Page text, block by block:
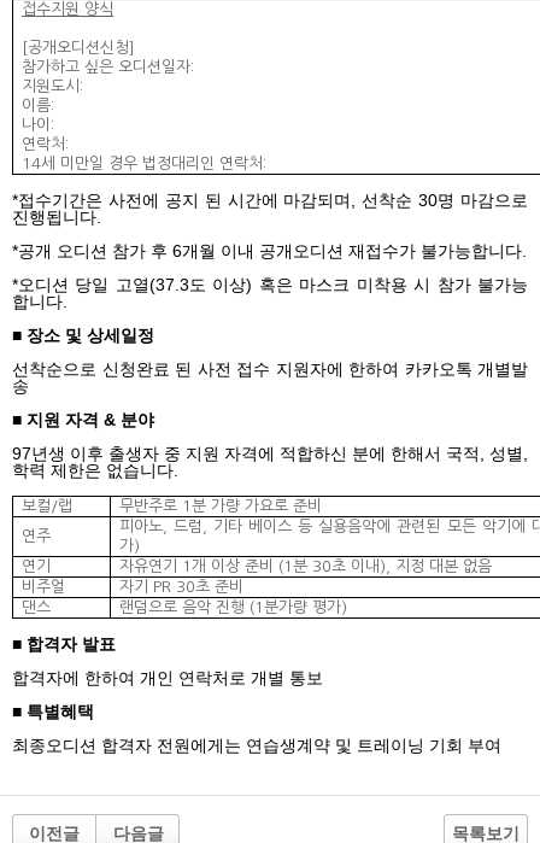
접수지원 양식
[공개오디션신청]
참가하고 싶은 오디션일자:
지원도시:
이름:
나이 :
연락처 :
14세 미만일 경우 법정대리인 연락처 :
*접수기간은 사전에 공지 된 시간에 마감되며 ,선착순 30명 마감으로
진행됩니다
*공개 오디션 참가 후 6개월 이내 공개오디션 재접수가 불가능합니다
*오디션 당일 고열(37.3도 이상) 혹은 마스크 미착용 시 참가 불가능
합니다
■ 장소 및 상세일정
선착순으로 신청완료 된 사전 접수 지원자에 한하여 카카오톡 개별발
송
■ 지원 자격 & 분야
97년생 이후 출생자 중 지원 자격에 적합하신 분에 한해서 국적 성별
학력 제한은 없습니다
보컬 /랩 무반주로 1분 가량 가요로 준비
연주
피아노 ,드럼
기타 베이스 등 실용음악에 관련된 모든 악기에
가)
연기
자유연기 1개 이상 준비 (1분 30초 이내 ), 지정 대본 없음
비주얼
자기 PR 30초 준비
댄스
랜덤으로 음악 진행 (1분가량 평가)
■ 합격자 발표
합격자에 한하여 개인 연락처로 개별 통보
■ 특별혜택
최종오디션 합격자 전원에게는 연습생계약 및 트레이닝 기회 부여
이전글 다음글 목록보기